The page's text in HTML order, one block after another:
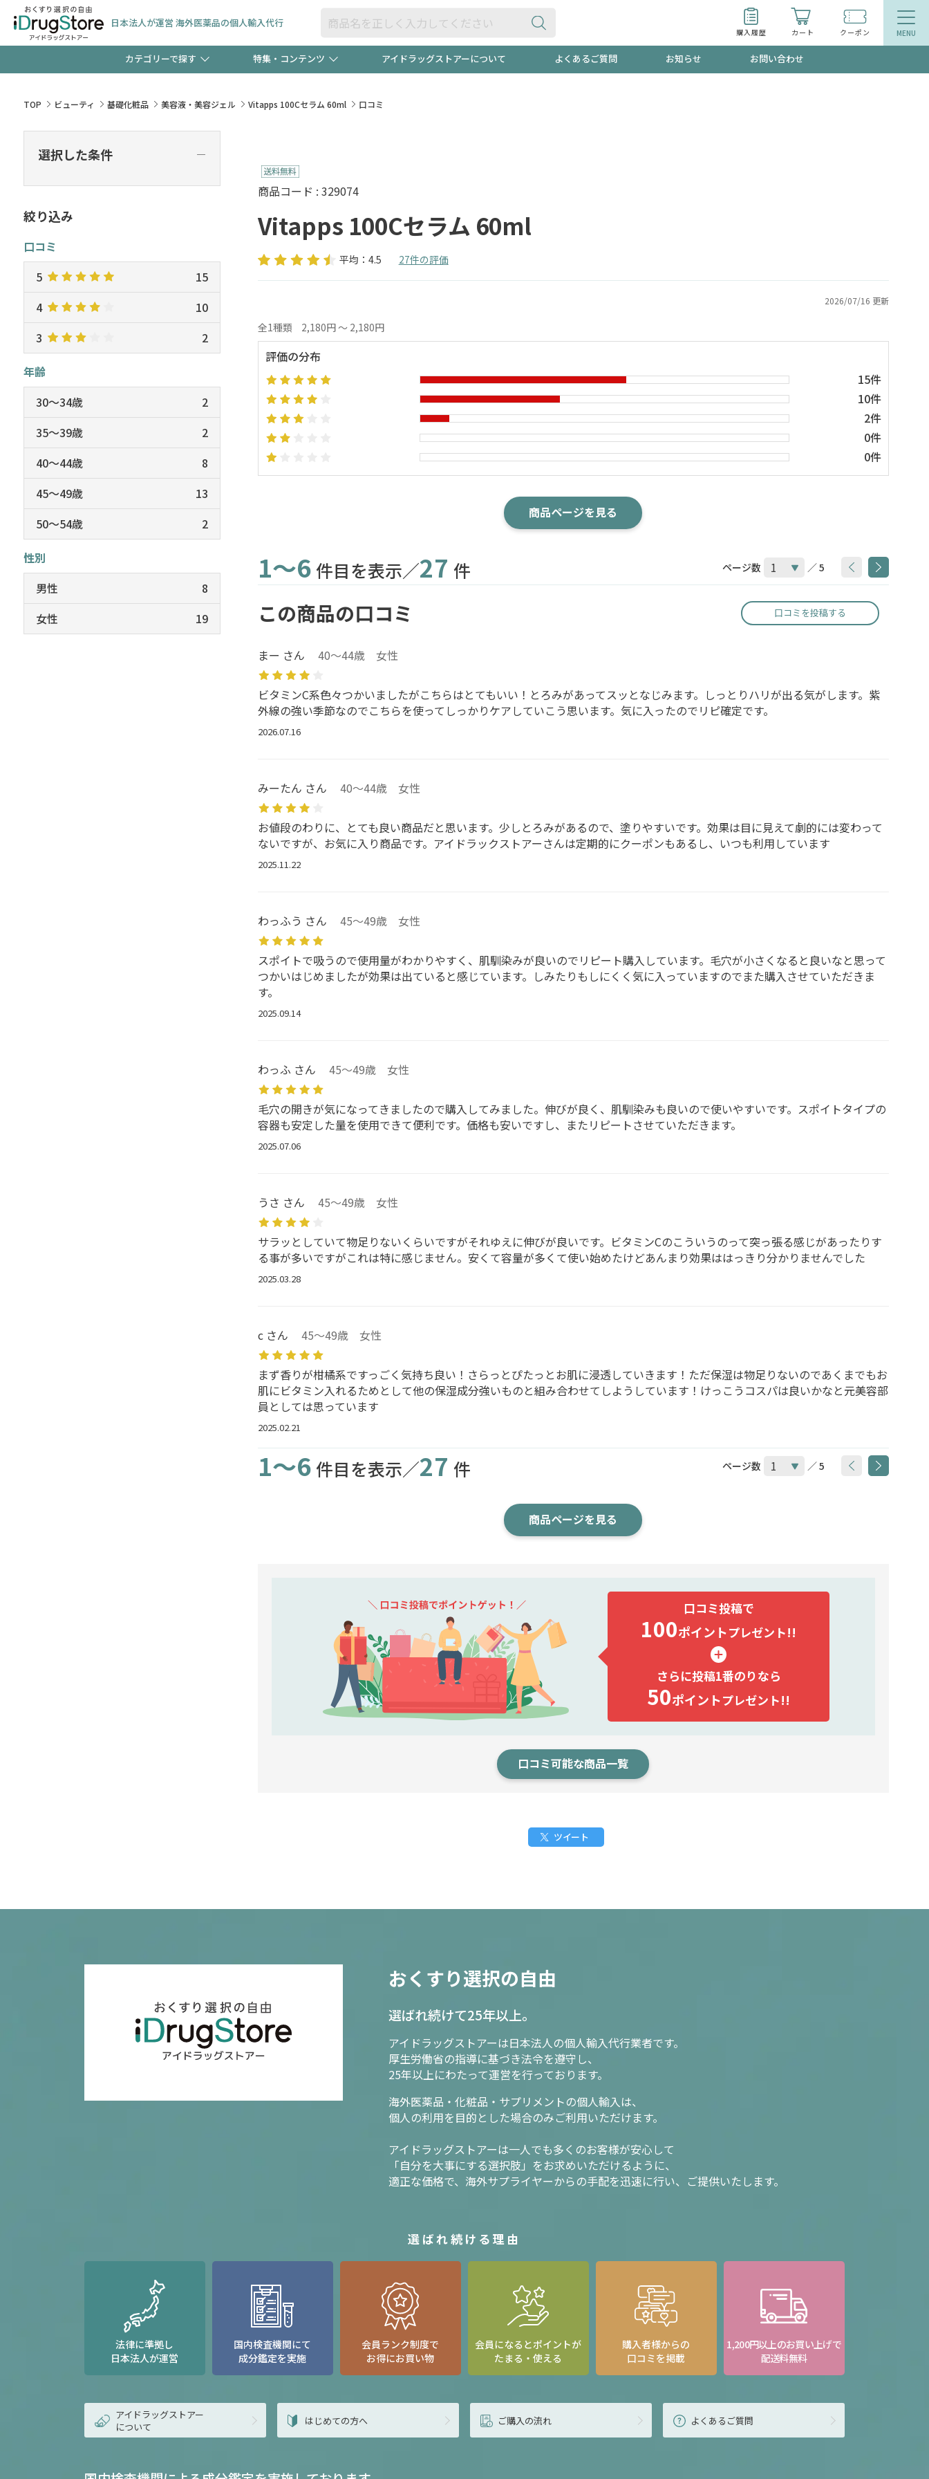
日本法人が運営 海外医薬品の個人輸入代行
購入履歴 カート クーポン
カテゴリーで探す
検査キット ペット用品
特集・コンテンツ
【早割】お得なクーポン"3種類"出現中！今月のスト
新規登録で！今すぐ使えるクーポンプレゼント中！！
友だち大募集！限定クーポンも不定期配信
アイドラッグストアーについて よくあるご質問 お知らせ お問い合わせ
TOP ビューティ 基礎化粧品 美容液・美容ジェル Vitapps 100Cセラム 60ml 口コミ
商品コード : 329074
Vitapps 100Cセラム 60ml
平均：4.5 27件の評価
2026/07/16 更新
全1種類 2,180円 ～ 2,180円
評価の分布
15件
10件
2件
0件
0件
商品ページを見る
1～6 件目を表示／27 件 ページ数 ／ 5
この商品の口コミ 口コミを投稿する
まー さん 40～44歳 女性
ビタミンC系色々つかいましたがこちらはとてもいい！とろみがあってスッとなじみます。しっとりハリが出る気がします。紫
外線の強い季節なのでこちらを使ってしっかりケアしていこう思います。気に入ったのでリピ確定です。
2026.07.16
みーたん さん 40～44歳 女性
お値段のわりに、とても良い商品だと思います。少しとろみがあるので、塗りやすいです。効果は目に見えて劇的には変わって
ないですが、お気に入り商品です。アイドラックストアーさんは定期的にクーポンもあるし、いつも利用しています
2025.11.22
わっふう さん 45～49歳 女性
スポイトで吸うので使用量がわかりやすく、肌馴染みが良いのでリピート購入しています。毛穴が小さくなると良いなと思って
つかいはじめましたが効果は出ていると感じています。しみたりもしにくく気に入っていますのでまた購入させていただきま
す。
2025.09.14
わっふ さん 45～49歳 女性
毛穴の開きが気になってきましたので購入してみました。伸びが良く、肌馴染みも良いので使いやすいです。スポイトタイプの
容器も安定した量を使用できて便利です。価格も安いですし、またリピートさせていただきます。
2025.07.06
うさ さん 45～49歳 女性
サラッとしていて物足りないくらいですがそれゆえに伸びが良いです。ビタミンCのこういうのって突っ張る感じがあったりす
る事が多いですがこれは特に感じません。安くて容量が多くて使い始めたけどあんまり効果ははっきり分かりませんでした
2025.03.28
c さん 45～49歳 女性
まず香りが柑橘系ですっごく気持ち良い！さらっとぴたっとお肌に浸透していきます！ただ保湿は物足りないのであくまでもお
肌にビタミン入れるためとして他の保湿成分強いものと組み合わせてしようしています！けっこうコスパは良いかなと元美容部
員としては思っています
2025.02.21
1～6 件目を表示／27 件 ページ数 ／ 5
商品ページを見る
口コミ投稿で
100ポイントプレゼント!!
さらに投稿1番のりなら
50ポイントプレゼント!!
口コミ可能な商品一覧
ツイート
選択した条件 ―
絞り込み
口コミ
5
15
4
10
3
2
年齢
30～34歳
2
35～39歳
2
40～44歳
8
45～49歳
13
50～54歳
2
性別
男性
8
女性
19
おくすり選択の自由
選ばれ続けて25年以上。
アイドラッグストアーは日本法人の個人輸入代行業者です。
厚生労働省の指導に基づき法令を遵守し、
25年以上にわたって運営を行っております。
海外医薬品・化粧品・サプリメントの個人輸入は、
個人の利用を目的とした場合のみご利用いただけます。
アイドラッグストアーは一人でも多くのお客様が安心して
「自分を大事にする選択肢」をお求めいただけるように、
適正な価格で、海外サプライヤーからの手配を迅速に行い、ご提供いたします。
選ばれ続ける理由
法律に準拠し
日本法人が運営
国内検査機関にて
成分鑑定を実施
会員ランク制度で
お得にお買い物
会員になるとポイントが
たまる・使える
購入者様からの
口コミを掲載
1,200円以上のお買い上げで
配送料無料
アイドラッグストアー
について
はじめての方へ ご購入の流れ よくあるご質問